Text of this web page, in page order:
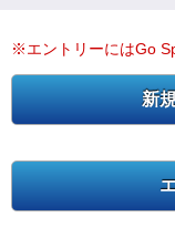
※エントリーにはGo
新